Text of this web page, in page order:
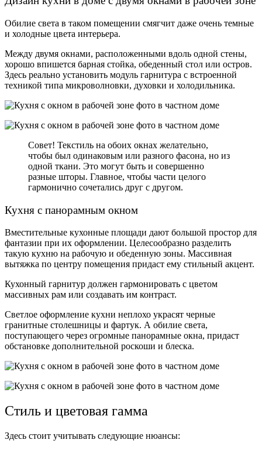
Обилие света в таком помещении смягчит даже очень темные
и холодные цвета интерьера.
Между двумя окнами, расположенными вдоль одной стены,
хорошо впишется барная стойка, обеденный стол или остров.
Здесь реально установить модуль гарнитура с встроенной
техникой типа микроволновки, духовки и холодильника.
Совет! Текстиль на обоих окнах желательно,
чтобы был одинаковым или разного фасона, но из
одной ткани. Это могут быть и совершенно
разные шторы. Главное, чтобы части целого
гармонично сочетались друг с другом.
Кухня с панорамным окном
Вместительные кухонные площади дают большой простор для
фантазии при их оформлении. Целесообразно разделить
такую кухню на рабочую и обеденную зоны. Массивная
вытяжка по центру помещения придаст ему стильный акцент.
Кухонный гарнитур должен гармонировать с цветом
массивных рам или создавать им контраст.
Светлое оформление кухни неплохо украсят черные
гранитные столешницы и фартук. А обилие света,
поступающего через огромные панорамные окна, придаст
обстановке дополнительной роскоши и блеска.
Стиль и цветовая гамма
Здесь стоит учитывать следующие нюансы: